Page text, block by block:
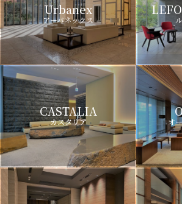
Urbanex
アーバネックス
CASTALIA
カスタリア オ